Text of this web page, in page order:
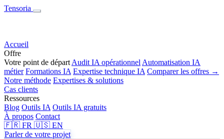
Tensoria
Accueil
Offre
Votre point de départ Audit IA opérationnel Automatisation IA
métier Formations IA Expertise technique IA Comparer les offres →
Notre méthode Expertises & solutions
Cas clients
Ressources
Blog Outils IA Outils IA gratuits
À propos Contact
🇫🇷 FR 🇺🇸 EN
Parler de votre projet